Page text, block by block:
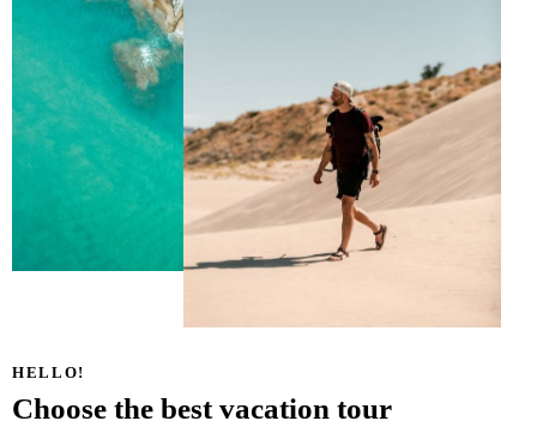
HELLO!
Choose the best vacation tour